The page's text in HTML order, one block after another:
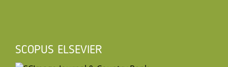
SCOPUS ELSEVIER